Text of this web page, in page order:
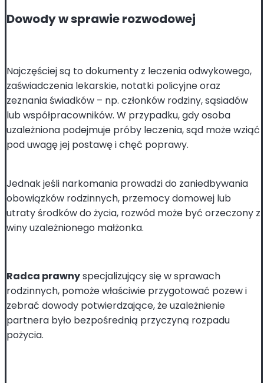
Dowody w sprawie rozwodowej
Najczęściej są to dokumenty z leczenia odwykowego,
zaświadczenia lekarskie, notatki policyjne oraz
zeznania świadków – np. członków rodziny, sąsiadów
lub współpracowników. W przypadku, gdy osoba
uzależniona podejmuje próby leczenia, sąd może wziąć
pod uwagę jej postawę i chęć poprawy.
Jednak jeśli narkomania prowadzi do zaniedbywania
obowiązków rodzinnych, przemocy domowej lub
utraty środków do życia, rozwód może być orzeczony z
winy uzależnionego małżonka.
Radca prawnyspecjalizujący się w sprawach
rodzinnych, pomoże właściwie przygotować pozew i
zebrać dowody potwierdzające, że uzależnienie
partnera było bezpośrednią przyczyną rozpadu
pożycia.